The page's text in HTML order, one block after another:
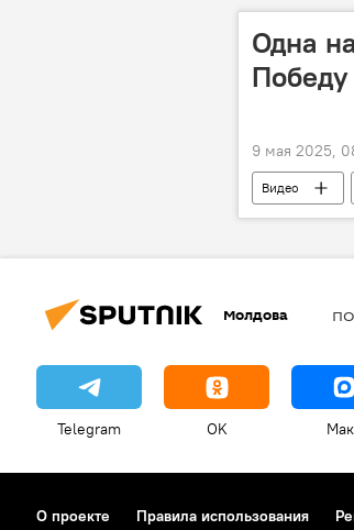
Одна
Победу
9 мая 2025,
Видео
Молдова
Telegram OK
О проекте Правила использования